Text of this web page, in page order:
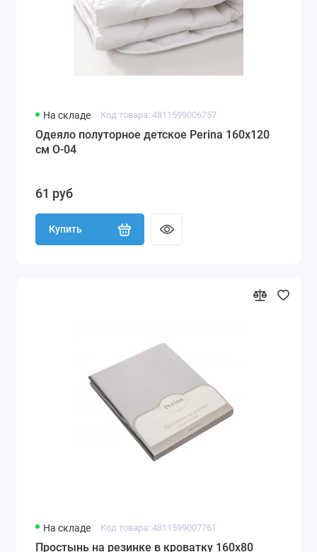
На складе Код товара: 4811599006757
Одеяло полуторное детское Perina 160х120
см О-04
61 руб
Купить
На складе Код товара: 4811599007761
Простынь на резинке в кроватку 160х80